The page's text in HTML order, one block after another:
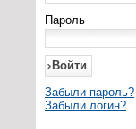
Пароль
Забыли пароль?
Забыли логин?